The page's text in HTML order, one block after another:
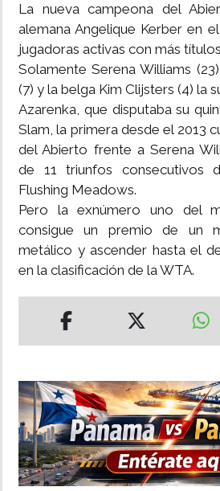
La nueva campeona del
alemana Angelique Kerber en
jugadoras activas con más
Solamente Serena Williams
(7) y la belga Kim Clijsters (4) la
Azarenka, que disputaba su
Slam, la primera desde el 2013
del Abierto frente a Serena
de 11 triunfos consecutivos
Flushing Meadows.
Pero la exnúmero uno del
consigue un premio de un
metálico y ascender hasta el
en la clasificación de la WTA.